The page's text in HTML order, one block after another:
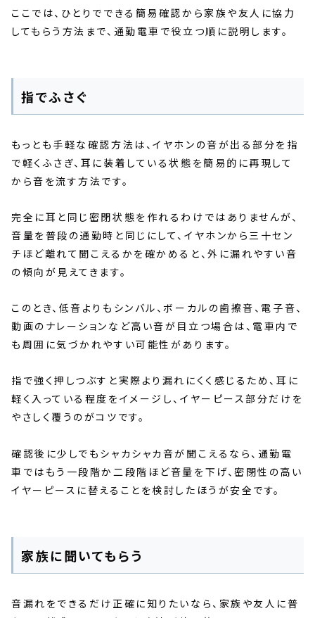
ここでは、ひとりでできる簡易確認から家族や友人に協力
してもらう方法まで、通勤電車で役立つ順に説明します。
指でふさぐ
もっとも手軽な確認方法は、イヤホンの音が出る部分を指
で軽くふさぎ、耳に装着している状態を簡易的に再現して
から音を流す方法です。
完全に耳と同じ密閉状態を作れるわけではありませんが、
音量を普段の通勤時と同じにして、イヤホンから三十セン
チほど離れて聞こえるかを確かめると、外に漏れやすい音
の傾向が見えてきます。
このとき、低音よりもシンバル、ボーカルの歯擦音、電子音、
動画のナレーションなど高い音が目立つ場合は、電車内で
も周囲に気づかれやすい可能性があります。
指で強く押しつぶすと実際より漏れにくく感じるため、耳に
軽く入っている程度をイメージし、イヤーピース部分だけを
やさしく覆うのがコツです。
確認後に少しでもシャカシャカ音が聞こえるなら、通勤電
車ではもう一段階か二段階ほど音量を下げ、密閉性の高い
イヤーピースに替えることを検討したほうが安全です。
家族に聞いてもらう
音漏れをできるだけ正確に知りたいなら、家族や友人に普